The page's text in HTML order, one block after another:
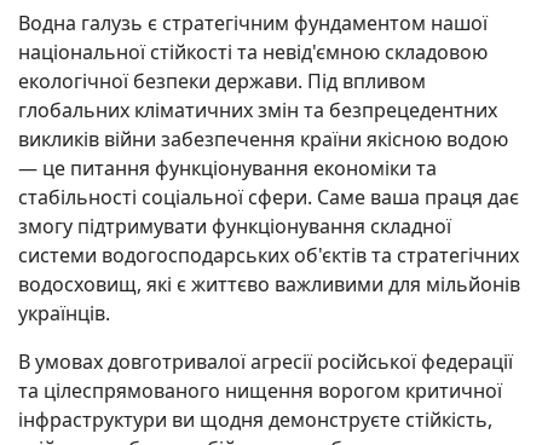
Водна галузь є стратегічним фундаментом нашої
національної стійкості та невід'ємною складовою
екологічної безпеки держави. Під впливом
глобальних кліматичних змін та безпрецедентних
викликів війни забезпечення країни якісною водою
— це питання функціонування економіки та
стабільності соціальної сфери. Саме ваша праця дає
змогу підтримувати функціонування складної
системи водогосподарських об'єктів та стратегічних
водосховищ, які є життєво важливими для мільйонів
українців.
В умовах довготривалої агресії російської федерації
та цілеспрямованого нищення ворогом критичної
інфраструктури ви щодня демонструєте стійкість,